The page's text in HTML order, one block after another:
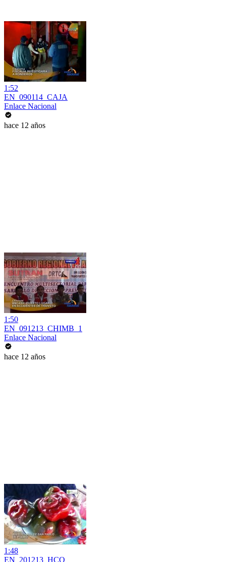
1:52
EN_090114_CAJA
Enlace Nacional
hace 12 años
1:50
EN_091213_CHIMB_1
Enlace Nacional
hace 12 años
1:48
EN_201213_HCO